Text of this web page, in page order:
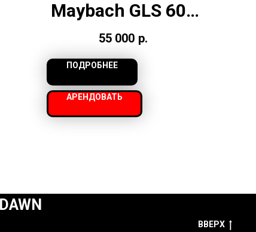
Maybach GLS 600
Black
55 000 р.
ПОДРОБНЕЕ
АРЕНДОВАТЬ
DAWN
ВВЕРХ